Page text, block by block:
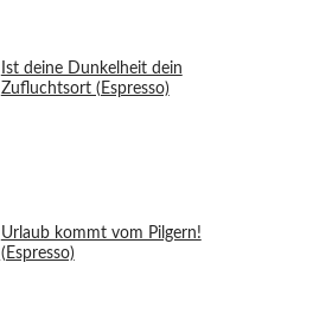
Ist deine Dunkelheit dein
Zufluchtsort (Espresso)
Urlaub kommt vom Pilgern!
(Espresso)